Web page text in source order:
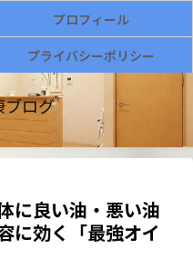
ブログ
プロフィール
プライバシーポリシー
に良い油・悪い油
に効く「最強オイ